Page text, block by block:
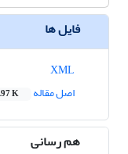
فایل ها
اصل مقاله
K
هم رسانی